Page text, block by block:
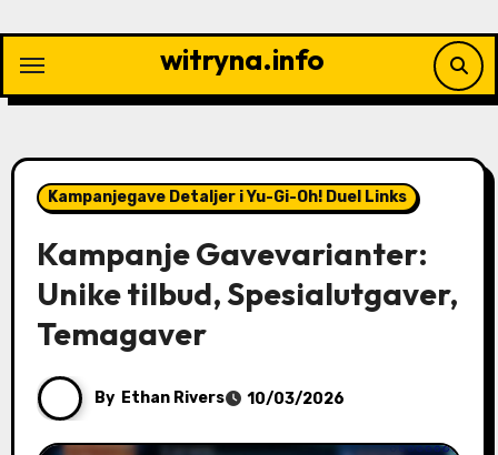
content
witryna.info
Kampanjegave Detaljer i Yu-Gi-Oh! Duel Links
Kampanje Gavevarianter:
Unike tilbud, Spesialutgaver,
Temagaver
By Ethan Rivers 10/03/2026